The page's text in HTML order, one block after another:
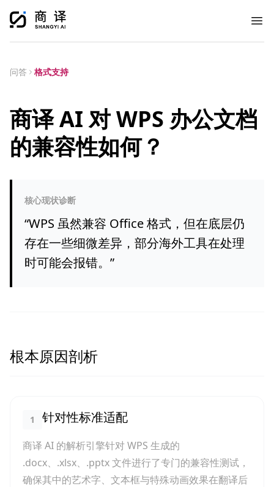
问答 格式支持
商译 AI 对 WPS 办公文档
的兼容性如何？
核心现状诊断
“WPS 虽然兼容 Office 格式，但在底层仍
存在一些细微差异，部分海外工具在处理
时可能会报错。 ”
根本原因剖析
1 针对性标准适配
商译 AI 的解析引擎针对 WPS 生成的
.docx、.xlsx、.pptx 文件进行了专门的兼容性测试，
确保其中的艺术字、文本框与特殊动画效果在翻译后